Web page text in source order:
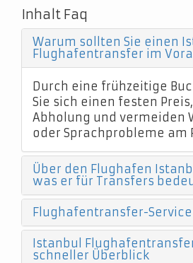
Inhalt Faq
Warum sollten Sie einen
Flughafentransfer im
Durch eine frühzeitige
Sie sich einen festen
Abholung und vermeiden
oder Sprachprobleme am
Über den Flughafen
was er für Transfers
Flughafentransfer-
Istanbul
schneller Überblick